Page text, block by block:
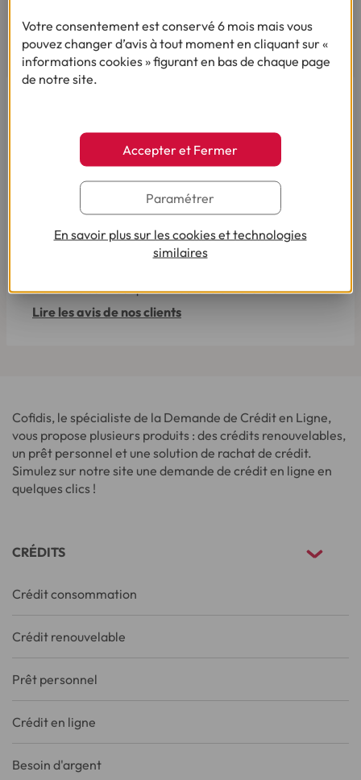
AVIS ET TÉMOIGNAGES
Cofidis le service qui fait toute la différence.
Lire les avis de nos clients
Cofidis, le spécialiste de la Demande de Crédit en Ligne,
vous propose plusieurs produits : des crédits renouvelables,
un prêt personnel et une solution de rachat de crédit.
Simulez sur notre site une demande de crédit en ligne en
quelques clics !
CRÉDITS
Crédit consommation
Crédit renouvelable
Prêt personnel
Crédit en ligne
Besoin d'argent
Votre consentement est conservé 6 mois mais vous
pouvez changer d’avis à tout moment en cliquant sur «
informations cookies » figurant en bas de chaque page
de notre site.
Accepter et Fermer
Paramétrer
En savoir plus sur les cookies et technologies
similaires